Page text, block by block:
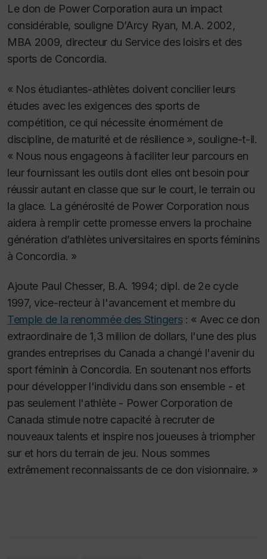
Le don de Power Corporation aura un impact
considérable, souligne D’Arcy Ryan, M.A. 2002,
MBA 2009, directeur du Service des loisirs et des
sports de Concordia.
« Nos étudiantes-athlètes doivent concilier leurs
études avec les exigences des sports de
compétition, ce qui nécessite énormément de
discipline, de maturité et de résilience », souligne-t-il.
« Nous nous engageons à faciliter leur parcours en
leur fournissant les outils dont elles ont besoin pour
réussir autant en classe que sur le court, le terrain ou
la glace. La générosité de Power Corporation nous
aidera à remplir cette promesse envers la prochaine
génération d’athlètes universitaires en sports féminins
à Concordia. »
Ajoute Paul Chesser, B.A. 1994; dipl. de 2e cycle
1997, vice-recteur à l'avancement et membre du
Temple de la renommée des Stingers: « Avec ce don
extraordinaire de 1,3 million de dollars, l'une des plus
grandes entreprises du Canada a changé l'avenir du
sport féminin à Concordia. En soutenant nos efforts
pour développer l'individu dans son ensemble - et
pas seulement l'athlète - Power Corporation de
Canada stimule notre capacité à recruter de
nouveaux talents et inspire nos joueuses à triompher
sur et hors du terrain de jeu. Nous sommes
extrêmement reconnaissants de ce don visionnaire. »